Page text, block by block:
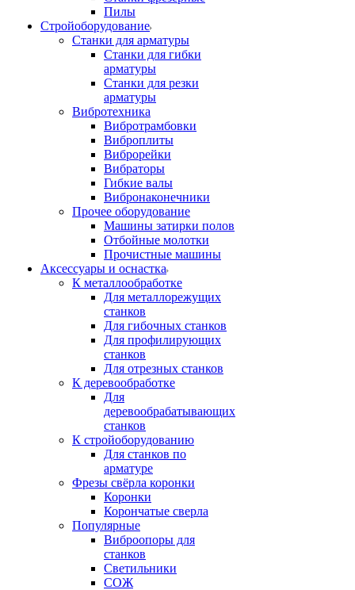
Пилы
Стройоборудование
Станки для арматуры
Станки для гибки
арматуры
Станки для резки
арматуры
Вибротехника
Вибротрамбовки
Виброплиты
Виброрейки
Вибраторы
Гибкие валы
Вибронаконечники
Прочее оборудование
Машины затирки полов
Отбойные молотки
Прочистные машины
Аксeccyapы и оснастка
К металлообработке
Для металлорежущих
станков
Для гибочных станков
Для профилирующих
станков
Для отрезных станков
К деревообработке
Для
деревообрабатывающих
станков
К стройоборудованию
Для станков по
арматуре
Фрезы свёрла коронки
Коронки
Корончатые сверла
Популярные
Виброопоры для
станков
Светильники
СОЖ